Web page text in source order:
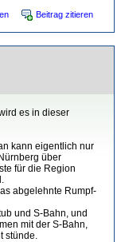
Beitrag zitieren
es in dieser
kann eigentlich nur
über
für die Region
abgelehnte Rumpf-
und S-Bahn, und
mit der S-Bahn,
stünde.